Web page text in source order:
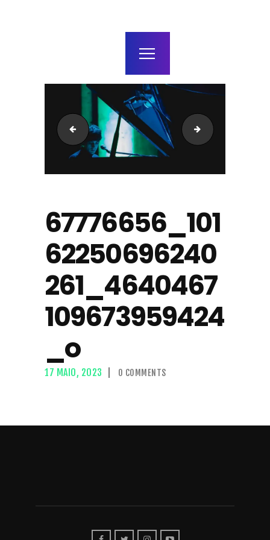
agenda / bilhetes
alugar
mais
tiagoabgomes-conjuntocorona-bangvenue-7933-
4.jpg
67776656_101
62250696240
261_4640467
109673959424
_o
17 MAIO, 2023 0 COMMENTS